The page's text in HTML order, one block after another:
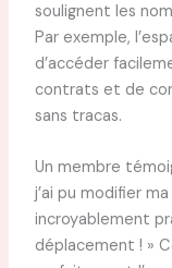
soulignent les
Par exemple,
d’accéder
contrats et de
sans tracas.
Un membre
j’ai pu modifier
incroyablement
déplacement ! »